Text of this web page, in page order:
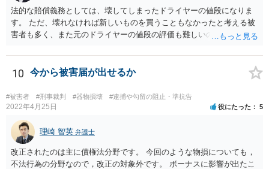
法的な賠償義務としては、壊してしまったドライヤーの値段になりま
す。 ただ、壊れなければ新しいものを買うこともなかったと考える被
害者も多く、また元のドライヤーの値段の評価も難しいので、今後の
く購入したドライヤーの○割、壊したドライヤーの当初販売価格の○割
10 今から被害届が出せるか
#被害者 #刑事裁判 #器物損壊 #逮捕や勾留の阻止・準抗告
2022年4月25日 役にたった 5
理崎 智英 弁護士
改正されたのは主に債権法分野です。 今回のような物損についても，
不法行為の分野なので，改正の対象外です。 ボーナスに影響が出たこ